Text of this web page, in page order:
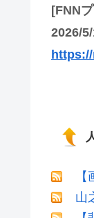
[FNN
2026/
https://
山